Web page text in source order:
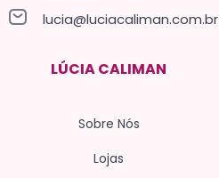
lucia@luciacaliman.com.br
LÚCIA CALIMAN
Sobre Nós
Lojas